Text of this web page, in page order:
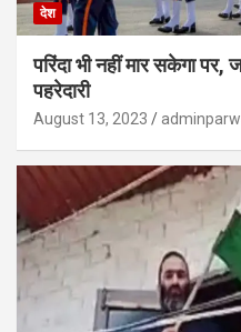
देश
परिंदा भी नहीं मार सकेगा
पहरेदारी
August 13, 2023